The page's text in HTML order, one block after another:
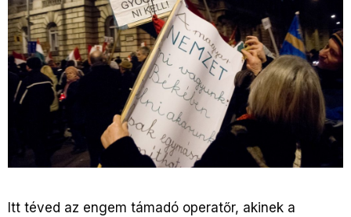
Itt téved az engem támadó operatőr, akinek a